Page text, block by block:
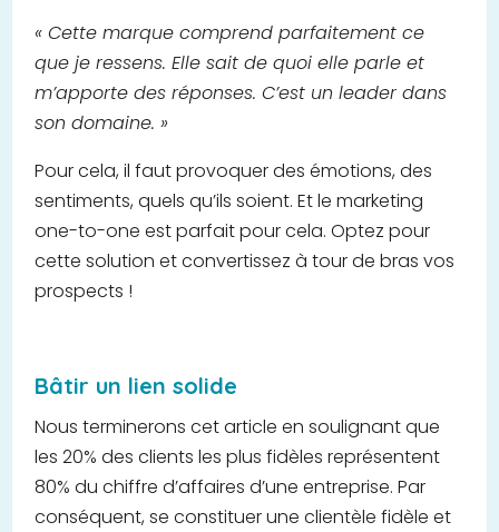
« Cette marque comprend parfaitement ce
que je ressens. Elle sait de quoi elle parle et
m’apporte des réponses. C’est un leader dans
son domaine. »
Pour cela, il faut provoquer des émotions, des
sentiments, quels qu’ils soient. Et le marketing
one-to-one est parfait pour cela. Optez pour
cette solution et convertissez à tour de bras vos
prospects !
Bâtir un lien solide
Nous terminerons cet article en soulignant que
les 20% des clients les plus fidèles représentent
80% du chiffre d’affaires d’une entreprise. Par
conséquent, se constituer une clientèle fidèle et